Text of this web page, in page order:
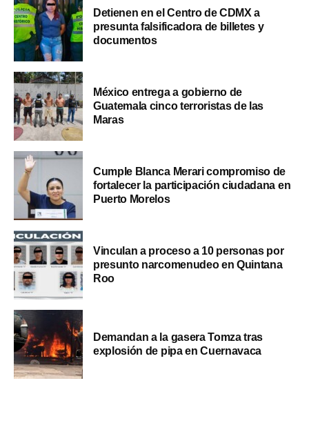
Detienen en el Centro de CDMX a
presunta falsificadora de billetes y
documentos
México entrega a gobierno de
Guatemala cinco terroristas de las
Maras
Cumple Blanca Merari compromiso de
fortalecer la participación ciudadana en
Puerto Morelos
Vinculan a proceso a 10 personas por
presunto narcomenudeo en Quintana
Roo
Demandan a la gasera Tomza tras
explosión de pipa en Cuernavaca